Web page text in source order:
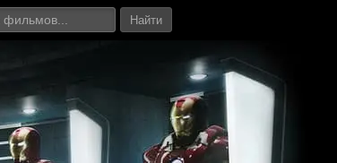
Найти